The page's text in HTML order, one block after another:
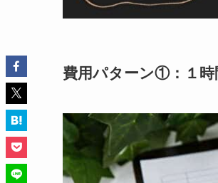
費用パターン①：１時